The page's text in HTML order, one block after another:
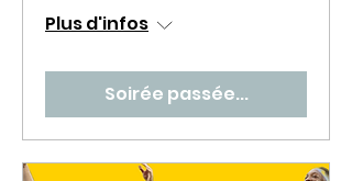
Plus d'infos
Soirée passée...